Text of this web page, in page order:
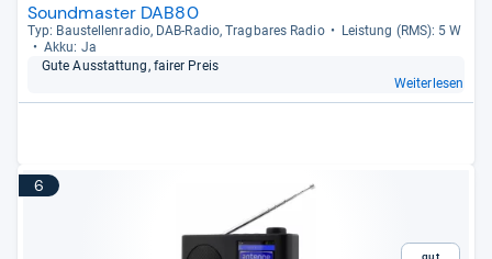
Soundmaster DAB80
Typ: Bau­stel­len­ra­dio, DAB-​Radio, Trag­ba­res Radio
Leis­tung (RMS): 5 W
Akku: Ja
Gute Aus­stat­tung, fai­rer Preis
Weiterlesen
6
Gut